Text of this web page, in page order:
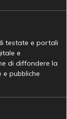
testate e portali
e
di diffondere la
pubbliche